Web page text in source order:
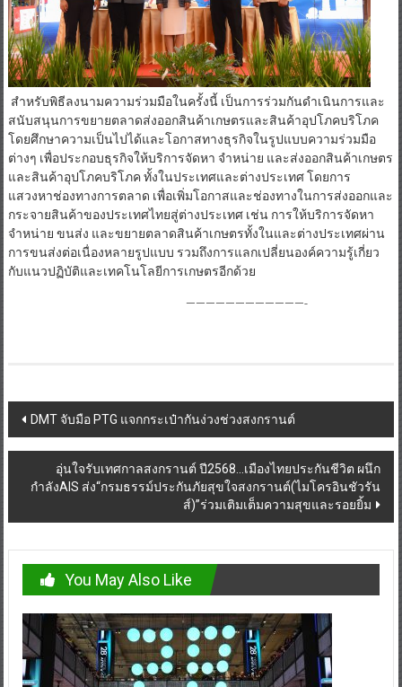
สำหรับพิธีลงนามความร่วมมือในครั้งนี้ เป็นการร่วมกันดำเนินการและ
สนับสนุนการขยายตลาดส่งออกสินค้าเกษตรและสินค้าอุปโภคบริโภค
โดยศึกษาความเป็นไปได้และโอกาสทางธุรกิจในรูปแบบความร่วมมือ
ต่างๆ เพื่อประกอบธุรกิจให้บริการจัดหา จำหน่าย และส่งออกสินค้าเกษตร
และสินค้าอุปโภคบริโภค ทั้งในประเทศและต่างประเทศ โดยการ
แสวงหาช่องทางการตลาด เพื่อเพิ่มโอกาสและช่องทางในการส่งออกและ
กระจายสินค้าของประเทศไทยสู่ต่างประเทศ เช่น การให้บริการจัดหา
จำหน่าย ขนส่ง และขยายตลาดสินค้าเกษตรทั้งในและต่างประเทศผ่าน
การขนส่งต่อเนื่องหลายรูปแบบ รวมถึงการแลกเปลี่ยนองค์ความรู้เกี่ยว
กับแนวปฏิบัติและเทคโนโลยีการเกษตรอีกด้วย
————————————-
Post
navigation
DMT จับมือ PTG แจกกระเป๋ากันง่วงช่วงสงกรานต์
อุ่นใจรับเทศกาลสงกรานต์ ปี2568…เมืองไทยประกันชีวิต ผนึก
กำลังAIS ส่ง“กรมธรรม์ประกันภัยสุขใจสงกรานต์(ไมโครอินชัวรัน
ส์)”ร่วมเติมเต็มความสุขและรอยยิ้ม
You May Also Like